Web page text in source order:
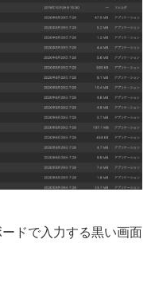
ドで入力する黒い画面